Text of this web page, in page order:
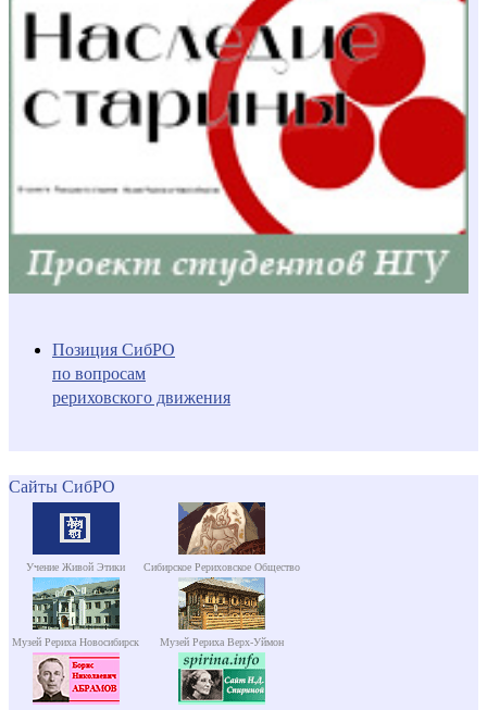
Позиция СибРО
по вопросам
рериховского движения
Сайты СибРО
Учение Живой Этики Сибирское Рериховское Общество
Музей Рериха Новосибирск Музей Рериха Верх-Уймон